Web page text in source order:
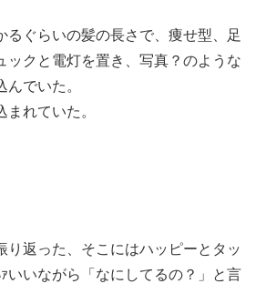
るぐらいの髪の長さで、痩せ型、足
ックと電灯を置き、写真？のような
でいた。
れていた。
り返った、そこにはハッピーとタッ
いいながら「なにしてるの？」と言